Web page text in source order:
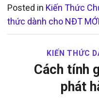
Posted in Kiến Thức
thức dành cho NĐT MỚI
KIẾN THỨC
Cách tính
phát